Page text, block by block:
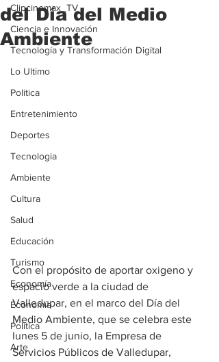
Clipcinemax_TV
Ciencia e Innovación
Tecnología y Transformación Digital
Lo Ultimo
Politica
Entretenimiento
Deportes
Tecnologia
Ambiente
Cultura
Salud
Educación
Turismo
Economía
Economía
Política
Arte
del Día del Medio
Ambiente
Con el propósito de aportar oxigeno y
espacio verde a la ciudad de
Valledupar, en el marco del Día del
Medio Ambiente, que se celebra este
lunes 5 de junio, la Empresa de
Servicios Públicos de Valledupar,